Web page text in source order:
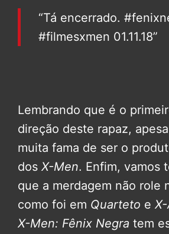
“Tá encerrado.
#filmesxmen 01.11.18”
Lembrando que é o
direção deste rapaz,
muita fama de ser o
dos X-Men. Enfim, vamos
que a merdagem não role
como foi em Quarteto e
X-Men: Fênix Negra tem